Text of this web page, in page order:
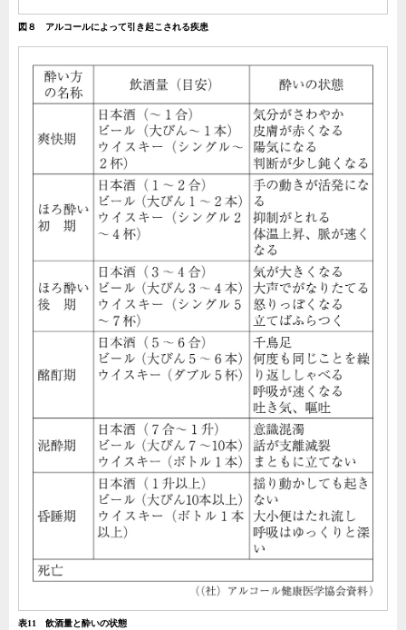
図８ アルコールによって引き起こされる疾患
表11 飲酒量と酔いの状態